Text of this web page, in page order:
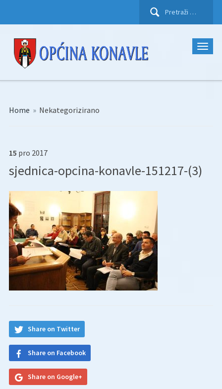
Pretraži:
Home » Nekategorizirano
15 pro 2017
sjednica-opcina-konavle-151217-(3)
Share on Twitter
Share on Facebook
Share on Google+